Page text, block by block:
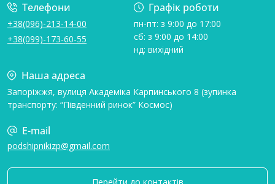
Телефони
+38(096)-213-14-00
+38(099)-173-60-55
Графік роботи
пн-пт: з 9:00 до 17:00
сб: з 9:00 до 14:00
нд: вихідний
Наша адреса
Запоріжжя, вулиця Академіка Карпинського 8 (зупинка
транспорту: “Південний ринок” Космос)
E-mail
podshipnikizp@gmail.com